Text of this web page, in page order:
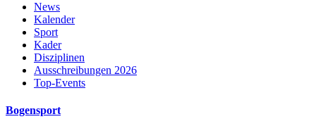
News
Kalender
Sport
Kader
Disziplinen
Ausschreibungen 2026
Top-Events
Bogensport